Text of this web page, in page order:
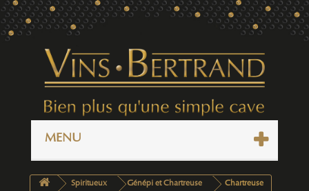
MENU
Spiritueux Génépi et Chartreuse Chartreuse